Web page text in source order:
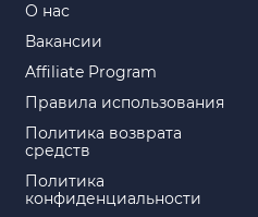
О нас
Вакансии
Affiliate Program
Правила использования
Политика возврата
средств
Политика
конфиденциальности